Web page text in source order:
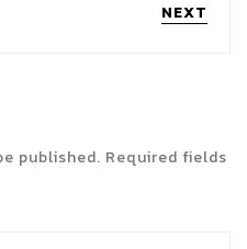
NEXT
published. Required fields